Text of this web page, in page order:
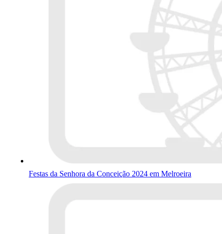
Festas da Senhora da Conceição 2024 em Melroeira